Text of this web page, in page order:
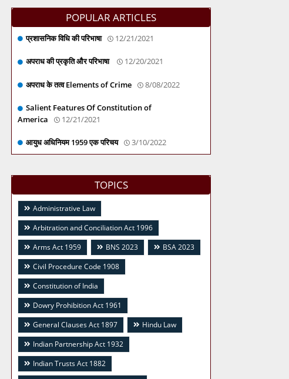
POPULAR ARTICLES
प्रशासनिक विधि की परिभाषा 12/21/2021
अपराध की प्रकृति और परिभाषा 12/20/2021
अपराध के तत्व Elements of Crime 8/08/2022
Salient Features Of Constitution of
America
12/21/2021
आयुध अधिनियम 1959 एक परिचय 3/10/2022
TOPICS
Administrative Law
Arbitration and Conciliation Act 1996
Arms Act 1959
BNS 2023
BSA 2023
Civil Procedure Code 1908
Constitution of India
Dowry Prohibition Act 1961
General Clauses Act 1897
Hindu Law
Indian Partnership Act 1932
Indian Trusts Act 1882